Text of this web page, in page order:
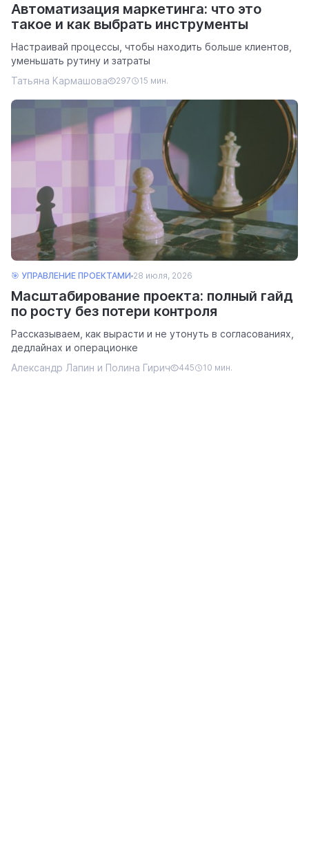
Автоматизация маркетинга: что это
такое и как выбрать инструменты
Настраивай процессы, чтобы находить больше клиентов,
уменьшать рутину и затраты
Татьяна Кармашова
297 15 мин.
🎯 УПРАВЛЕНИЕ ПРОЕКТАМИ 28 июля, 2026
Масштабирование проекта: полный гайд
по росту без потери контроля
Рассказываем, как вырасти и не утонуть в согласованиях,
дедлайнах и операционке
Александр Лапин и Полина Гирич
445 10 мин.